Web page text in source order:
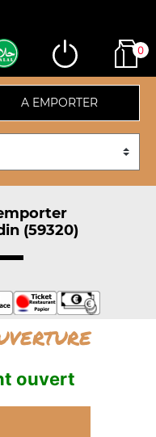
0
A EMPORTER
(59320)
ouvert